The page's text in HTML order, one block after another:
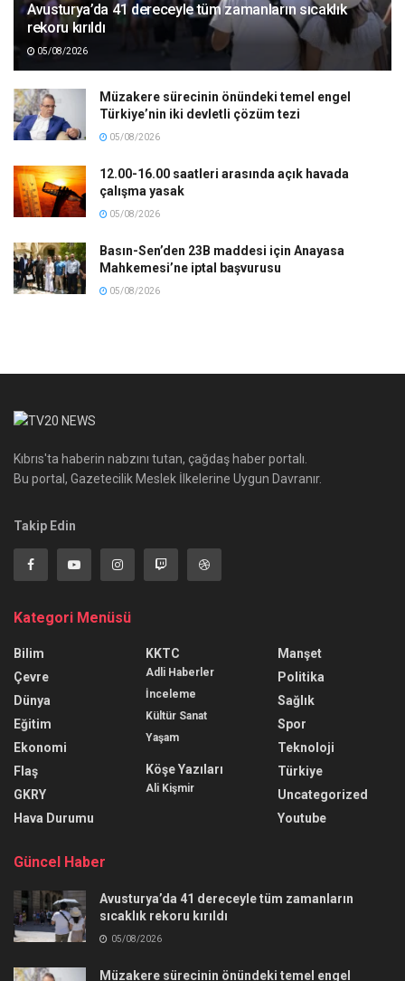
Avusturya’da 41 dereceyle tüm zamanların sıcaklık
rekoru kırıldı
05/08/2026
Müzakere sürecinin önündeki temel engel
Türkiye’nin iki devletli çözüm tezi
05/08/2026
12.00-16.00 saatleri arasında açık havada
çalışma yasak
05/08/2026
Basın-Sen’den 23B maddesi için Anayasa
Mahkemesi’ne iptal başvurusu
05/08/2026
Kıbrıs'ta haberin nabzını tutan, çağdaş haber portalı.
Bu portal, Gazetecilik Meslek İlkelerine Uygun Davranır.
Takip Edin
Kategori Menüsü
Bilim
Çevre
Dünya
Eğitim
Ekonomi
Flaş
GKRY
Hava Durumu
KKTC
Adli Haberler
İnceleme
Kültür Sanat
Yaşam
Köşe Yazıları
Ali Kişmir
Manşet
Politika
Sağlık
Spor
Teknoloji
Türkiye
Uncategorized
Youtube
Güncel Haber
Avusturya’da 41 dereceyle tüm zamanların
sıcaklık rekoru kırıldı
05/08/2026
Müzakere sürecinin önündeki temel engel